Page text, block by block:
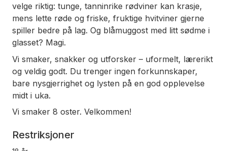
velge riktig: tunge, tanninrike rødviner kan krasje,
mens lette røde og friske, fruktige hvitviner gjerne
spiller bedre på lag. Og blåmuggost med litt sødme i
glasset? Magi.
Vi smaker, snakker og utforsker – uformelt, lærerikt
og veldig godt. Du trenger ingen forkunnskaper,
bare nysgjerrighet og lysten på en god opplevelse
midt i uka.
Vi smaker 8 oster. Velkommen!
Restriksjoner